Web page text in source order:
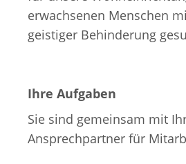
erwachsenen Menschen
geistiger Behinderung
Ihre Aufgaben
Sie sind gemeinsam mit
Ansprechpartner für